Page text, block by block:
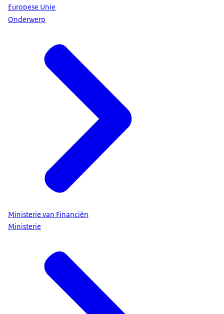
Europese Unie
Onderwerp
Ministerie van Financiën
Ministerie